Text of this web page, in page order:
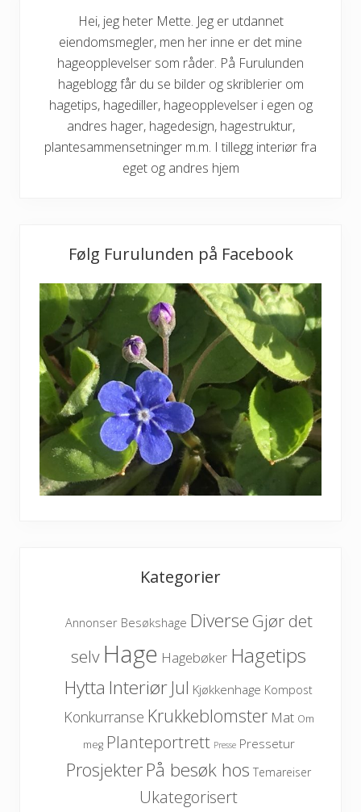
Hei, jeg heter Mette. Jeg er utdannet
eiendomsmegler, men her inne er det mine
hageopplevelser som råder. På Furulunden
hageblogg får du se bilder og skriblerier om
hagetips, hagediller, hageopplevelser i egen og
andres hager, hagedesign, hagestruktur,
plantesammensetninger m.m. I tillegg interiør fra
eget og andres hjem
Følg Furulunden på Facebook
Kategorier
Annonser Besøkshage Diverse Gjør det
selv Hage Hagebøker Hagetips
Hytta Interiør Jul Kjøkkenhage Kompost
Konkurranse Krukkeblomster Mat Om
meg Planteportrett Presse Pressetur
ProsjekterPå besøk hos Temareiser
Ukategorisert